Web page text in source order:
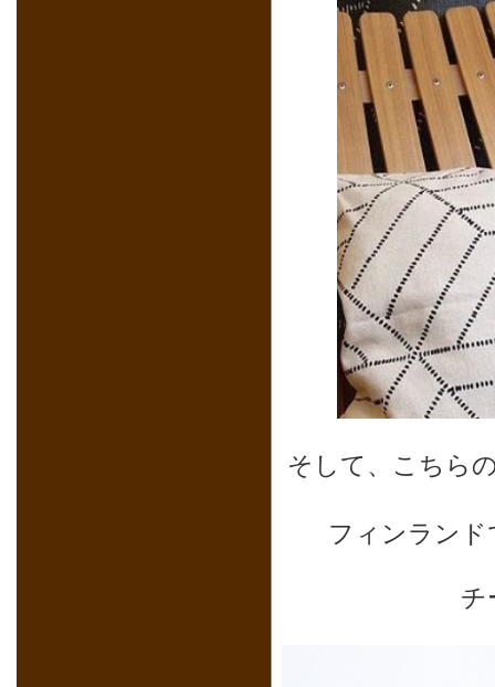
そして、こちら
フィンラン
チ